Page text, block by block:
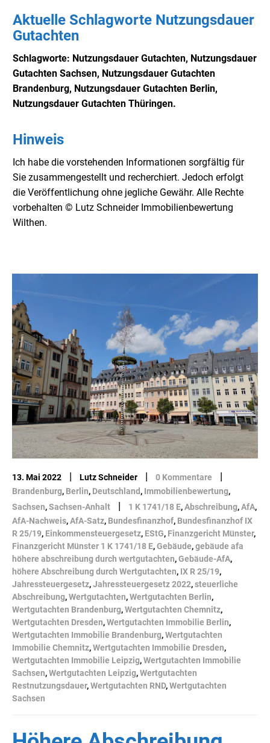
Aktuelle Schlagworte Nutzungsdauer
Gutachten
Schlagworte: Nutzungsdauer Gutachten, Nutzungsdauer
Gutachten Sachsen, Nutzungsdauer Gutachten
Brandenburg, Nutzungsdauer Gutachten Berlin,
Nutzungsdauer Gutachten Thüringen.
Hinweis
Ich habe die vorstehenden Informationen sorgfältig für
Sie zusammengestellt und recherchiert. Jedoch erfolgt
die Veröffentlichung ohne jegliche Gewähr. Alle Rechte
vorbehalten © Lutz Schneider Immobilienbewertung
Wilthen.
13. Mai 2022 | Lutz Schneider | 0 Kommentare |
Brandenburg, Berlin, Deutschland, Immobilienbewertung,
Sachsen,Sachsen-Anhalt | 1 K 1741/18 E,Abschreibung,AfA,
AfA-Nachweis,AfA-Satz, Bundesfinanzhof, Bundesfinanzhof IX
R 25/19, Einkommensteuergesetz, EStG, Finanzgericht Münster,
Finanzgericht Münster 1 K 1741/18 E,Gebäude,gebäude afa
höhere abschreibung durch wertgutachten,Gebäude-AfA,
höhere Abschreibung durch Wertgutachten, IX R 25/19,
Jahressteuergesetz,Jahressteuergesetz 2022,steuerliche
Abschreibung,Wertgutachten,Wertgutachten Berlin,
Wertgutachten Brandenburg,Wertgutachten Chemnitz,
Wertgutachten Dresden,Wertgutachten Immobilie Berlin,
Wertgutachten Immobilie Brandenburg,Wertgutachten
Immobilie Chemnitz,Wertgutachten Immobilie Dresden,
Wertgutachten Immobilie Leipzig,Wertgutachten Immobilie
Sachsen,Wertgutachten Leipzig,Wertgutachten
Restnutzungsdauer,Wertgutachten RND,Wertgutachten
Sachsen